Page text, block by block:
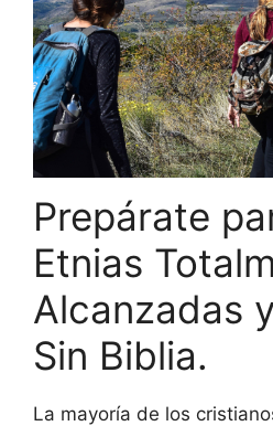
Prepárate
Etnias
Alcanzadas
Sin Biblia.
La mayoría de los